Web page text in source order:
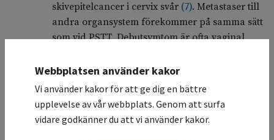
skivepitelcancer i cervix svår (7). Metastaser till
andra organsystem förekommer på samma sätt
som vid PSTT. Debutsymtom är ofta vaginal
spridd sjukdom uppkommer symtom beroende
av metastaslokal. hCG-nivåerna är vanligen
måttligt förhöjda, och någon gång förekommer
ETT samtidigt med koriokarcinom eller PSTT.
Webbplatsen använder kakor
Vi använder kakor för att ge dig en bättre
upplevelse av vår webbplats. Genom att surfa
vidare godkänner du att vi använder kakor.